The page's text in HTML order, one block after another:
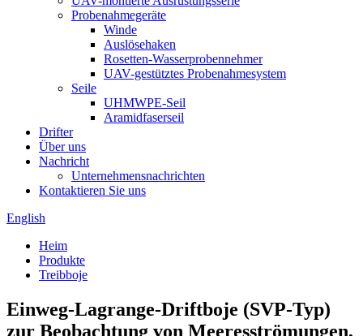
Probenahmegeräte
Winde
Auslösehaken
Rosetten-Wasserprobennehmer
UAV-gestütztes Probenahmesystem
Seile
UHMWPE-Seil
Aramidfaserseil
Drifter
Über uns
Nachricht
Unternehmensnachrichten
Kontaktieren Sie uns
English
Heim
Produkte
Treibboje
Einweg-Lagrange-Driftboje (SVP-Typ)
zur Beobachtung von Meeresströmungen,